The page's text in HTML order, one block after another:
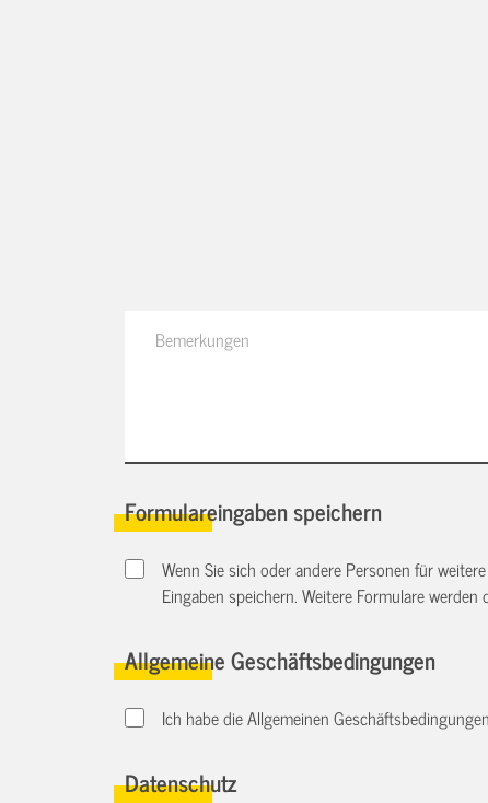
Formulareingaben speichern
Wenn Sie sich oder andere Personen für
Eingaben speichern. Weitere Formulare
Allgemeine Geschäftsbedingungen
Ich habe die Allgemeinen
Datenschutz